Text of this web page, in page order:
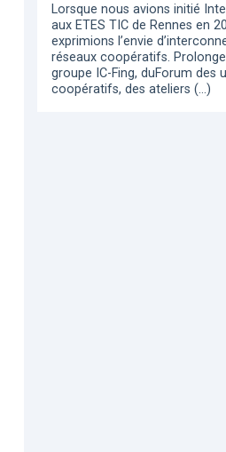
Lorsque nous avions initié
aux ETES TIC de Rennes en
exprimions l’envie
réseaux coopératifs.
groupe IC-Fing, duForum des
coopératifs, des ateliers (…)